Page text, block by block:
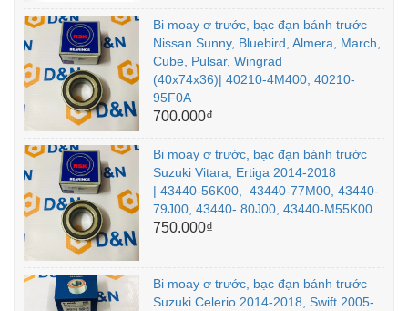
Bi moay ơ trước, bạc đạn bánh trước
Nissan Sunny, Bluebird, Almera, March,
Cube, Pulsar, Wingrad
(40x74x36)| 40210-4M400, 40210-
95F0A
700.000₫
Bi moay ơ trước, bạc đạn bánh trước
Suzuki Vitara, Ertiga 2014-2018
| 43440-56K00, 43440-77M00, 43440-
79J00, 43440- 80J00, 43440-M55K00
750.000₫
Bi moay ơ trước, bạc đạn bánh trước
Suzuki Celerio 2014-2018, Swift 2005-